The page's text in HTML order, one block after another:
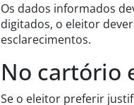
Os dados informados
digitados, o eleitor
esclarecimentos.
No cartório
Se o eleitor preferir